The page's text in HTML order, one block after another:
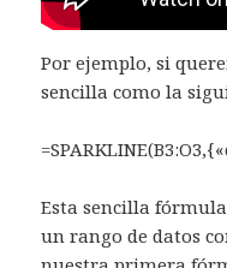
Por ejemplo, si
sencilla como la
Esta sencilla
un rango de datos